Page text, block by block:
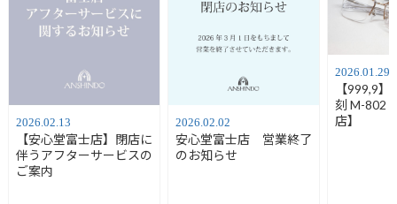
2026.02.13
【安心堂富士店】閉店に
伴うアフターサービスの
ご案内
2026.02.02
安心堂富士店 営業終了
のお知らせ
2026.01.29
【999,9
刻 M-802
店】